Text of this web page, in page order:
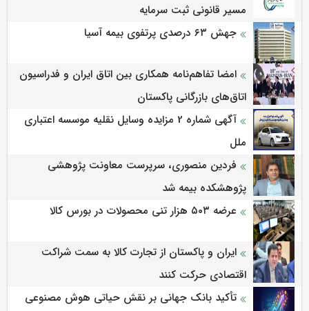
مسیر قانونی ثبت سرمایه
جهش ۶۳ درصدی پرتفوی بیمه آسیا
امضا تفاهم‌نامه همکاری بین اتاق ایران و فدراسیون
اتاق‌های بازرگانی پاکستان
آگهی شماره 2 مزایده وسایل نقلیه موسسه اعتباری
ملل
فردین منصوری، سرپرست معاونت پژوهشی
پژوهشكده بیمه شد
عرضه ۵۰۳ هزار تنی محصولات در بورس کالا
ایران و پاکستان از تجارت کالا به سمت شراکت
اقتصادی حرکت کنند
تأکید بانک جهانی بر نقش حیاتی هوش مصنوعی